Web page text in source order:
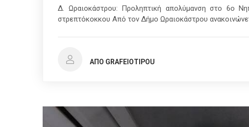
Δ. Ωραιοκάστρου: Προληπτική απολύμανση στο 6ο
στρεπτόκοκκου Από τον Δήμο Ωραιοκάστρου
ΑΠΌ GRAFEIOTIPOU